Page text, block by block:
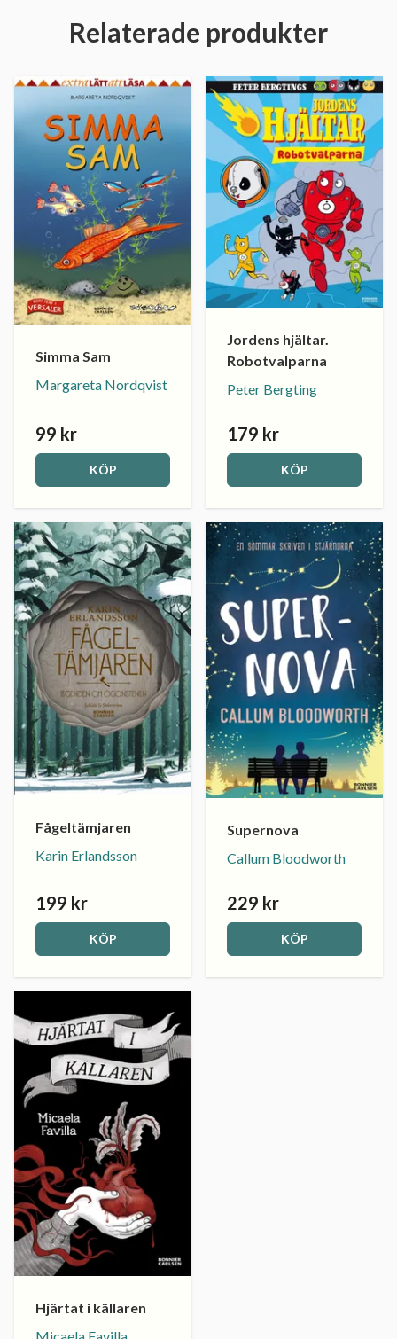
Relaterade produkter
Simma Sam
Margareta Nordqvist
99 kr
KÖP
Jordens hjältar.
Robotvalparna
Peter Bergting
179 kr
KÖP
Fågeltämjaren
Karin Erlandsson
199 kr
KÖP
Supernova
Callum Bloodworth
229 kr
KÖP
Hjärtat i källaren